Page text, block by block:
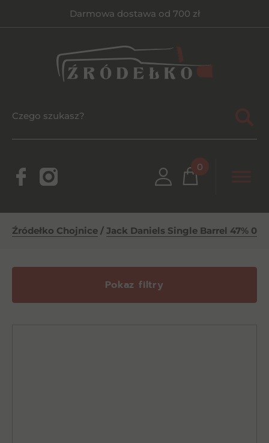
Darmowa dostawa od 700 zł
0
Źródełko Chojnice / Jack Daniels Single Barrel 47% 0,7l
Pokaz filtry